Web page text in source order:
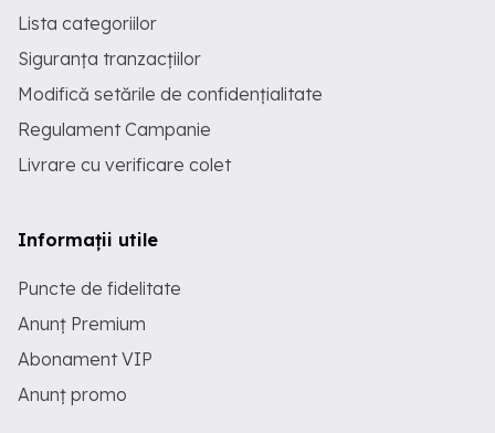
Lista categoriilor
Siguranța tranzacțiilor
Modifică setările de confidențialitate
Regulament Campanie
Livrare cu verificare colet
Informații utile
Puncte de fidelitate
Anunț Premium
Abonament VIP
Anunț promo